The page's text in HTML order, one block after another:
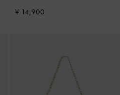
¥ 14,900